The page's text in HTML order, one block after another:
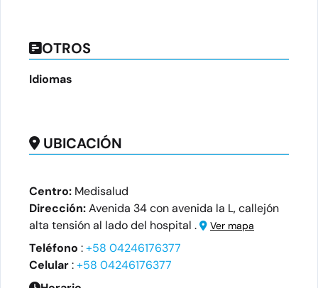
OTROS
Idiomas
UBICACIÓN
Centro: Medisalud
Dirección:Avenida 34 con avenida la L, callejón
alta tensión al lado del hospital .
Ver mapa
Teléfono :+58 04246176377
Celular:+58 04246176377